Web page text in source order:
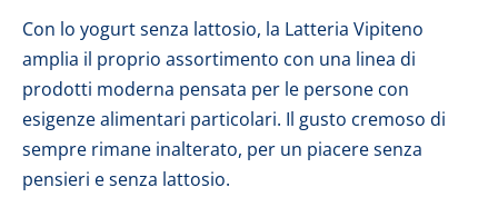
Con lo yogurt senza lattosio, la Latteria Vipiteno
amplia il proprio assortimento con una linea di
prodotti moderna pensata per le persone con
esigenze alimentari particolari. Il gusto cremoso di
sempre rimane inalterato, per un piacere senza
pensieri e senza lattosio.